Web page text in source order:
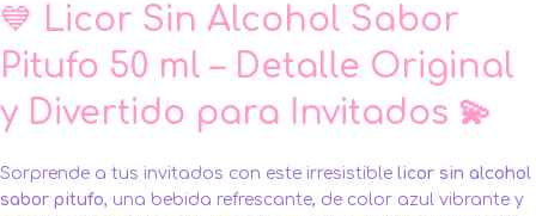
💙 Licor Sin Alcohol Sabor
Pitufo 50 ml – Detalle Original
y Divertido para Invitados 💫
Sorprende a tus invitados con este irresistible licor sin alcohol
sabor pitufo, una bebida refrescante, de color azul vibrante y